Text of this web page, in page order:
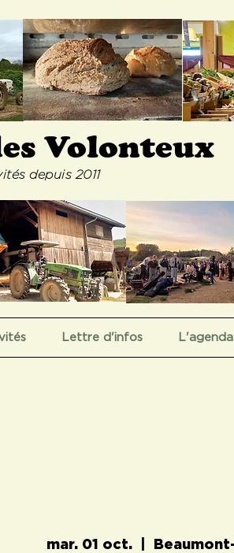
Volonteux
depuis 2011
Lettre d'infos L'agenda
mar. 01 oct.
  |